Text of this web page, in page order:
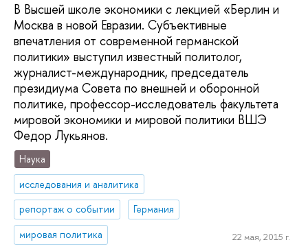
В Высшей школе экономики с лекцией «Берлин и
Москва в новой Евразии. Субъективные
впечатления от современной германской
политики» выступил известный политолог,
журналист-международник, председатель
президиума Совета по внешней и оборонной
политике, профессор-исследователь факультета
мировой экономики и мировой политики ВШЭ
Федор Лукьянов.
Наука
исследования и аналитика
репортаж о событии
Германия
мировая политика
22 мая, 2015 г.